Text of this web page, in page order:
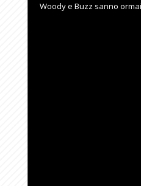
Woody e Buzz sanno